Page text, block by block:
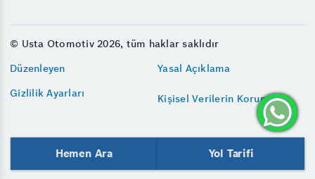
© Usta Otomotiv 2026, tüm haklar saklıdır
Düzenleyen
Yasal Açıklama
Gizlilik Ayarları
Kişisel Verilerin Korunması
Hemen Ara Yol Tarifi